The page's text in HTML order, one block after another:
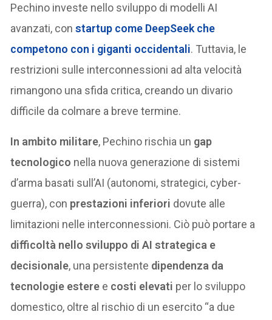
Pechino investe nello sviluppo di modelli AI
avanzati, con startup come DeepSeek che
competono con i giganti occidentali. Tuttavia, le
restrizioni sulle interconnessioni ad alta velocità
rimangono una sfida critica, creando un divario
difficile da colmare a breve termine.
In ambito militare, Pechino rischia un gap
tecnologico nella nuova generazione di sistemi
d’arma basati sull’AI (autonomi, strategici, cyber-
guerra), con prestazioni inferiori dovute alle
limitazioni nelle interconnessioni. Ciò può portare a
difficoltà nello sviluppo di AI strategica e
decisionale, una persistente dipendenza da
tecnologie estere e costi elevati per lo sviluppo
domestico, oltre al rischio di un esercito “a due